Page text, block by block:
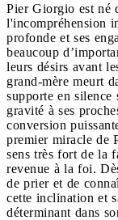
Pier Giorgio est né
l'incompréhension
profonde et ses
beaucoup
leurs désirs avant
grand-mère meurt
supporte en silence
gravité à ses
conversion
premier miracle de
sens très fort de la
revenue à la foi.
de prier et de
cette inclination et
déterminant dans